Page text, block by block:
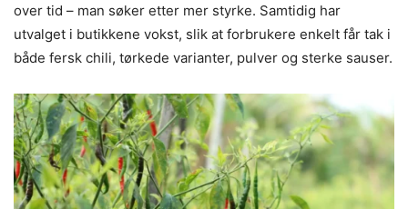
over tid – man søker etter mer styrke. Samtidig har
utvalget i butikkene vokst, slik at forbrukere enkelt får tak i
både fersk chili, tørkede varianter, pulver og sterke sauser.